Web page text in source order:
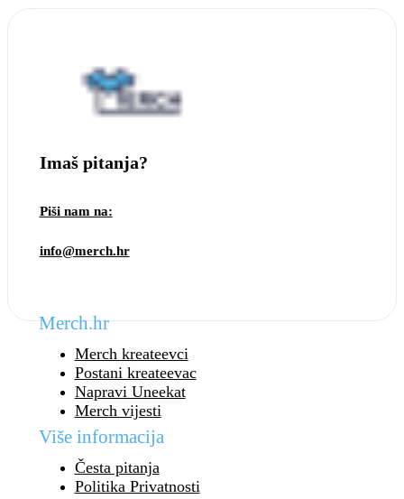
Imaš pitanja?
Piši nam na:
info@merch.hr
Merch.hr
Merch kreateevci
Postani kreateevac
Napravi Uneekat
Merch vijesti
Više informacija
Česta pitanja
Politika Privatnosti